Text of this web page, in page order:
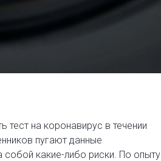
на коронавирус в течении
пугают данные
собой какие-либо риски. По опыту